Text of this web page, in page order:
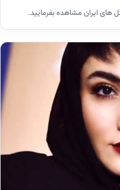
های ایران مشاهده بفرمایید.